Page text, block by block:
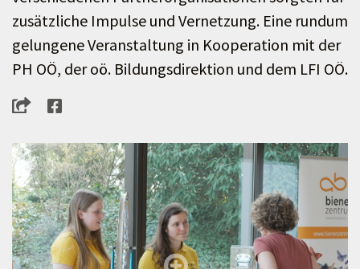
zusätzliche Impulse und Vernetzung. Eine rundum
gelungene Veranstaltung in Kooperation mit der
PH OÖ, der oö. Bildungsdirektion und dem LFI OÖ.